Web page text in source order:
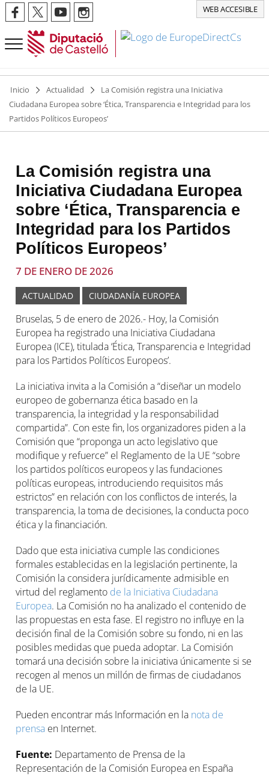
WEB ACCESIBLE
Inicio Actualidad
La Comisión registra una Iniciativa
Ciudadana Europea sobre ‘Ética, Transparencia e Integridad para los
Partidos Políticos Europeos’
La Comisión registra una
Iniciativa Ciudadana Europea
sobre ‘Ética, Transparencia e
Integridad para los Partidos
Políticos Europeos’
7 DE ENERO DE 2026
ACTUALIDAD CIUDADANÍA EUROPEA
Bruselas, 5 de enero de 2026.- Hoy, la Comisión
Europea ha registrado una Iniciativa Ciudadana
Europea (ICE), titulada ‘Ética, Transparencia e Integridad
para los Partidos Políticos Europeos’.
La iniciativa invita a la Comisión a “diseñar un modelo
europeo de gobernanza ética basado en la
transparencia, la integridad y la responsabilidad
compartida”. Con este fin, los organizadores piden a la
Comisión que “proponga un acto legislativo que
modifique y refuerce” el Reglamento de la UE “sobre
los partidos políticos europeos y las fundaciones
políticas europeas, introduciendo requisitos más
estrictos” en relación con los conflictos de interés, la
transparencia, la toma de decisiones, la conducta poco
ética y la financiación.
Dado que esta iniciativa cumple las condiciones
formales establecidas en la legislación pertinente, la
Comisión la considera jurídicamente admisible en
virtud del reglamento de la Iniciativa Ciudadana
Europea. La Comisión no ha analizado el contenido de
las propuestas en esta fase. El registro no influye en la
decisión final de la Comisión sobre su fondo, ni en las
posibles medidas que pueda adoptar. La Comisión
tomará una decisión sobre la iniciativa únicamente si se
recogen al menos un millón de firmas de ciudadanos
de la UE.
Pueden encontrar más Información en la nota de
prensa en Internet.
Fuente: Departamento de Prensa de la
Representación de la Comisión Europea en España